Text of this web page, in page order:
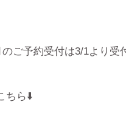
のご予約受付は3/1より
ちら⬇️